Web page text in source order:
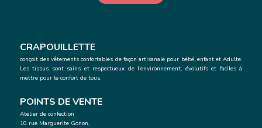
CRAPOUILLETTE
conçoit des vêtements confortables de façon artisanale pour bébé, enfant et Adulte.
Les tissus sont sains et respectueux de l’environnement, évolutifs et faciles à
mettre pour le confort de tous.
POINTS DE VENTE
Atelier de confection
10 rue Marguerite Gonon,